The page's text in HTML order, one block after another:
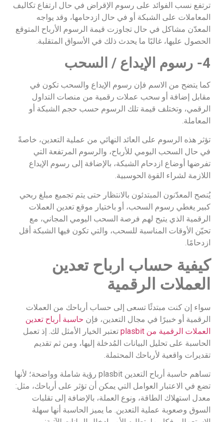
ترتفع نسب الفوائد على رسوم الإقراض في حال ارتفاع تكاليف
المعاملات على الشبكة أو في حال ازدحامها، وقد يواجه
المعدّن مشاكل في حال تجاوزت قيمة الرسوم الأرباح المتوقع
الحصول عليها، غالبًا ما يحدث ذلك في الأسواق المتقلبة.
4- رسوم الإيداع / السحب
كما يتضح من الاسم فإن رسوم الإيداع والسحب تكون في
مقابل إضافة أو سحب عملات رقمية من منصات التداول
الرقمي، وتختلف قيمة تلك الرسوم حسب حجم الشبكة أو
المعاملة.
تؤثر هذه الرسوم على العائد النهائي من عملية التعدين، خاصةً
في حال السحب اليومي للأرباح، والرسوم المرتفعة التي
تفرضها أوضاع ازدحام الشبكة، بالإضافة إلى رسوم الإيداع
اللازمة لشراء القوة الحوسبية.
يُنصح المعدّنون المبتدئون بالانتظار حتى يتم تجميع مبلغ ربحي
كبير يغطي رسوم السحب، أو باختيار موقع تعدين العملات
الرقمية الذي يتيح لهم فرصة السحب اليومي المجاني، مع
تحيّن الأوقات المناسبة للسحب، والتي تكون فيها الشبكة أقل
ازدحامًا.
كيفية حساب ارباح تعدين
العملات الرقمية
سواء إن كنت مبتدئًا تسعى إلى حساب أرباحك من العملات
الرقمية أو خبيرًا في مجال التعدين، فإن حاسبة أرباح تعدين
العملات الرقمية من plasbit
تعتبر الخيار الأمثل لك. إذ تعمل
الحاسبة على تحليل البيانات المُدخلة إليها، ومن ثم تقديم
تقديرات واقعية لأرباحك المحتملة.
تساهم حاسبة أرباح التعدين plasbit رؤية شاملة وواضحة؛ لأنها
تضع في الاعتبار العوامل التي يمكن أن تؤثر على أرباحك، مثل:
معدل استهلاك الطاقة، ونوع العملة، بالإضافة إلى تقلبات
السوق وصعوبة عملية التعدين. ما يميز الحاسبة أنها سهلة